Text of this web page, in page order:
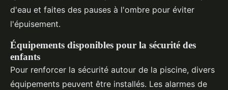
d'eau et faites des pauses à l'ombre pour éviter
l'épuisement.
Équipements disponibles pour la sécurité des
enfants
Pour renforcer la sécurité autour de la piscine, divers
équipements peuvent être installés. Les alarmes de